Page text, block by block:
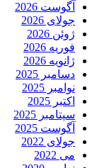
آگوست 2026
جولای 2026
ژوئن 2026
فوریه 2026
ژانویه 2026
دسامبر 2025
نوامبر 2025
اکتبر 2025
سپتامبر 2025
آگوست 2025
جولای 2022
می 2022